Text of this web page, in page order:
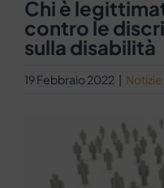
Chi è
contro le
sulla disabilità
19 Febbraio 2022 | Notizie
immagine